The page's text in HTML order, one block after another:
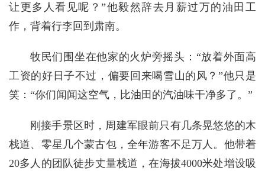
让更多人看见呢？”他毅然辞去月薪过万的油田工
作，背着行李回到肃南。
牧民们围坐在他家的火炉旁摇头：“放着外面高
工资的好日子不过，偏要回来喝雪山的风？”他只是
笑：“你们闻闻这空气，比油田的汽油味干净多了。”
刚接手景区时，周建军眼前只有几条晃悠悠的木
栈道、零星几个蒙古包，全年游客不足万人。他带着
20多人的团队徒步丈量栈道，在海拔4000米处增设吸